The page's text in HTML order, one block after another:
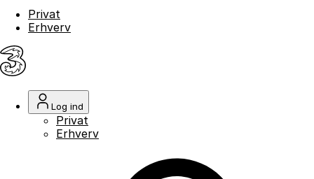
Privat
Erhverv
Log ind
Privat
Erhverv